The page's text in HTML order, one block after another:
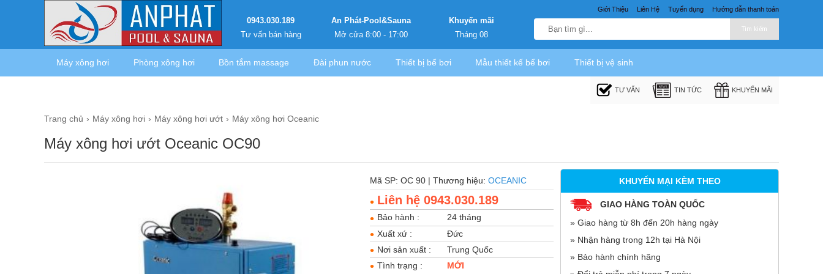
Giới Thiệu Liên Hệ Tuyển dụng Hướng dẫn thanh toán
0943.030.189
Tư vấn bán hàng
An Phát-Pool&Sauna
Mở cửa 8:00 - 17:00
Khuyến mãi
Tháng 08
Tìm kiếm
Máy xông hơi Phòng xông hơi Bồn tắm massage Đài phun nước Thiết bị bể bơi Mẫu thiết kế bể bơi Thiết bị vệ sinh
TƯ VẤN TIN TỨC KHUYẾN MÃI
Trang chủ Máy xông hơi Máy xông hơi ướt Máy xông hơi Oceanic
Máy xông hơi ướt Oceanic OC90
Mã SP: OC 90 | Thương hiệu: OCEANIC
Liên hệ 0943.030.189
Bảo hành :
24 tháng
Xuất xứ :
Đức
Nơi sản xuất :
Trung Quốc
Tình trạng :
MỚI
KHUYẾN MẠI KÈM THEO
GIAO HÀNG TOÀN QUỐC
» Giao hàng từ 8h đến 20h hàng ngày
» Nhận hàng trong 12h tại Hà Nội
» Bảo hành chính hãng